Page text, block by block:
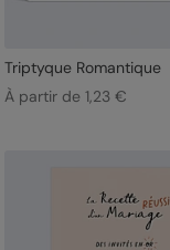
Triptyque Romantique
À partir de 1,23 €